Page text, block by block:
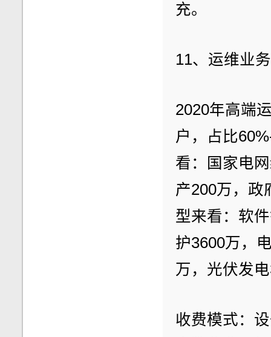
充。
11、运维业
2020年高端
户，占比
看：国家电
产200万，政
型来看：软
护3600万，
万，光伏发
收费模式：